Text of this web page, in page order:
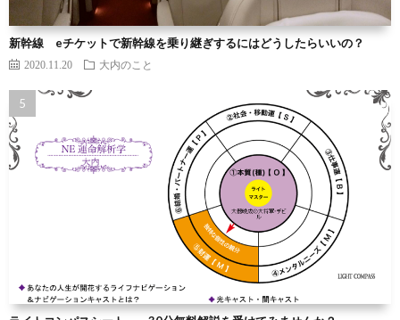
新幹線 eチケットで新幹線を乗り継ぎするにはどうしたらいいの？
2020.11.20 大内のこと